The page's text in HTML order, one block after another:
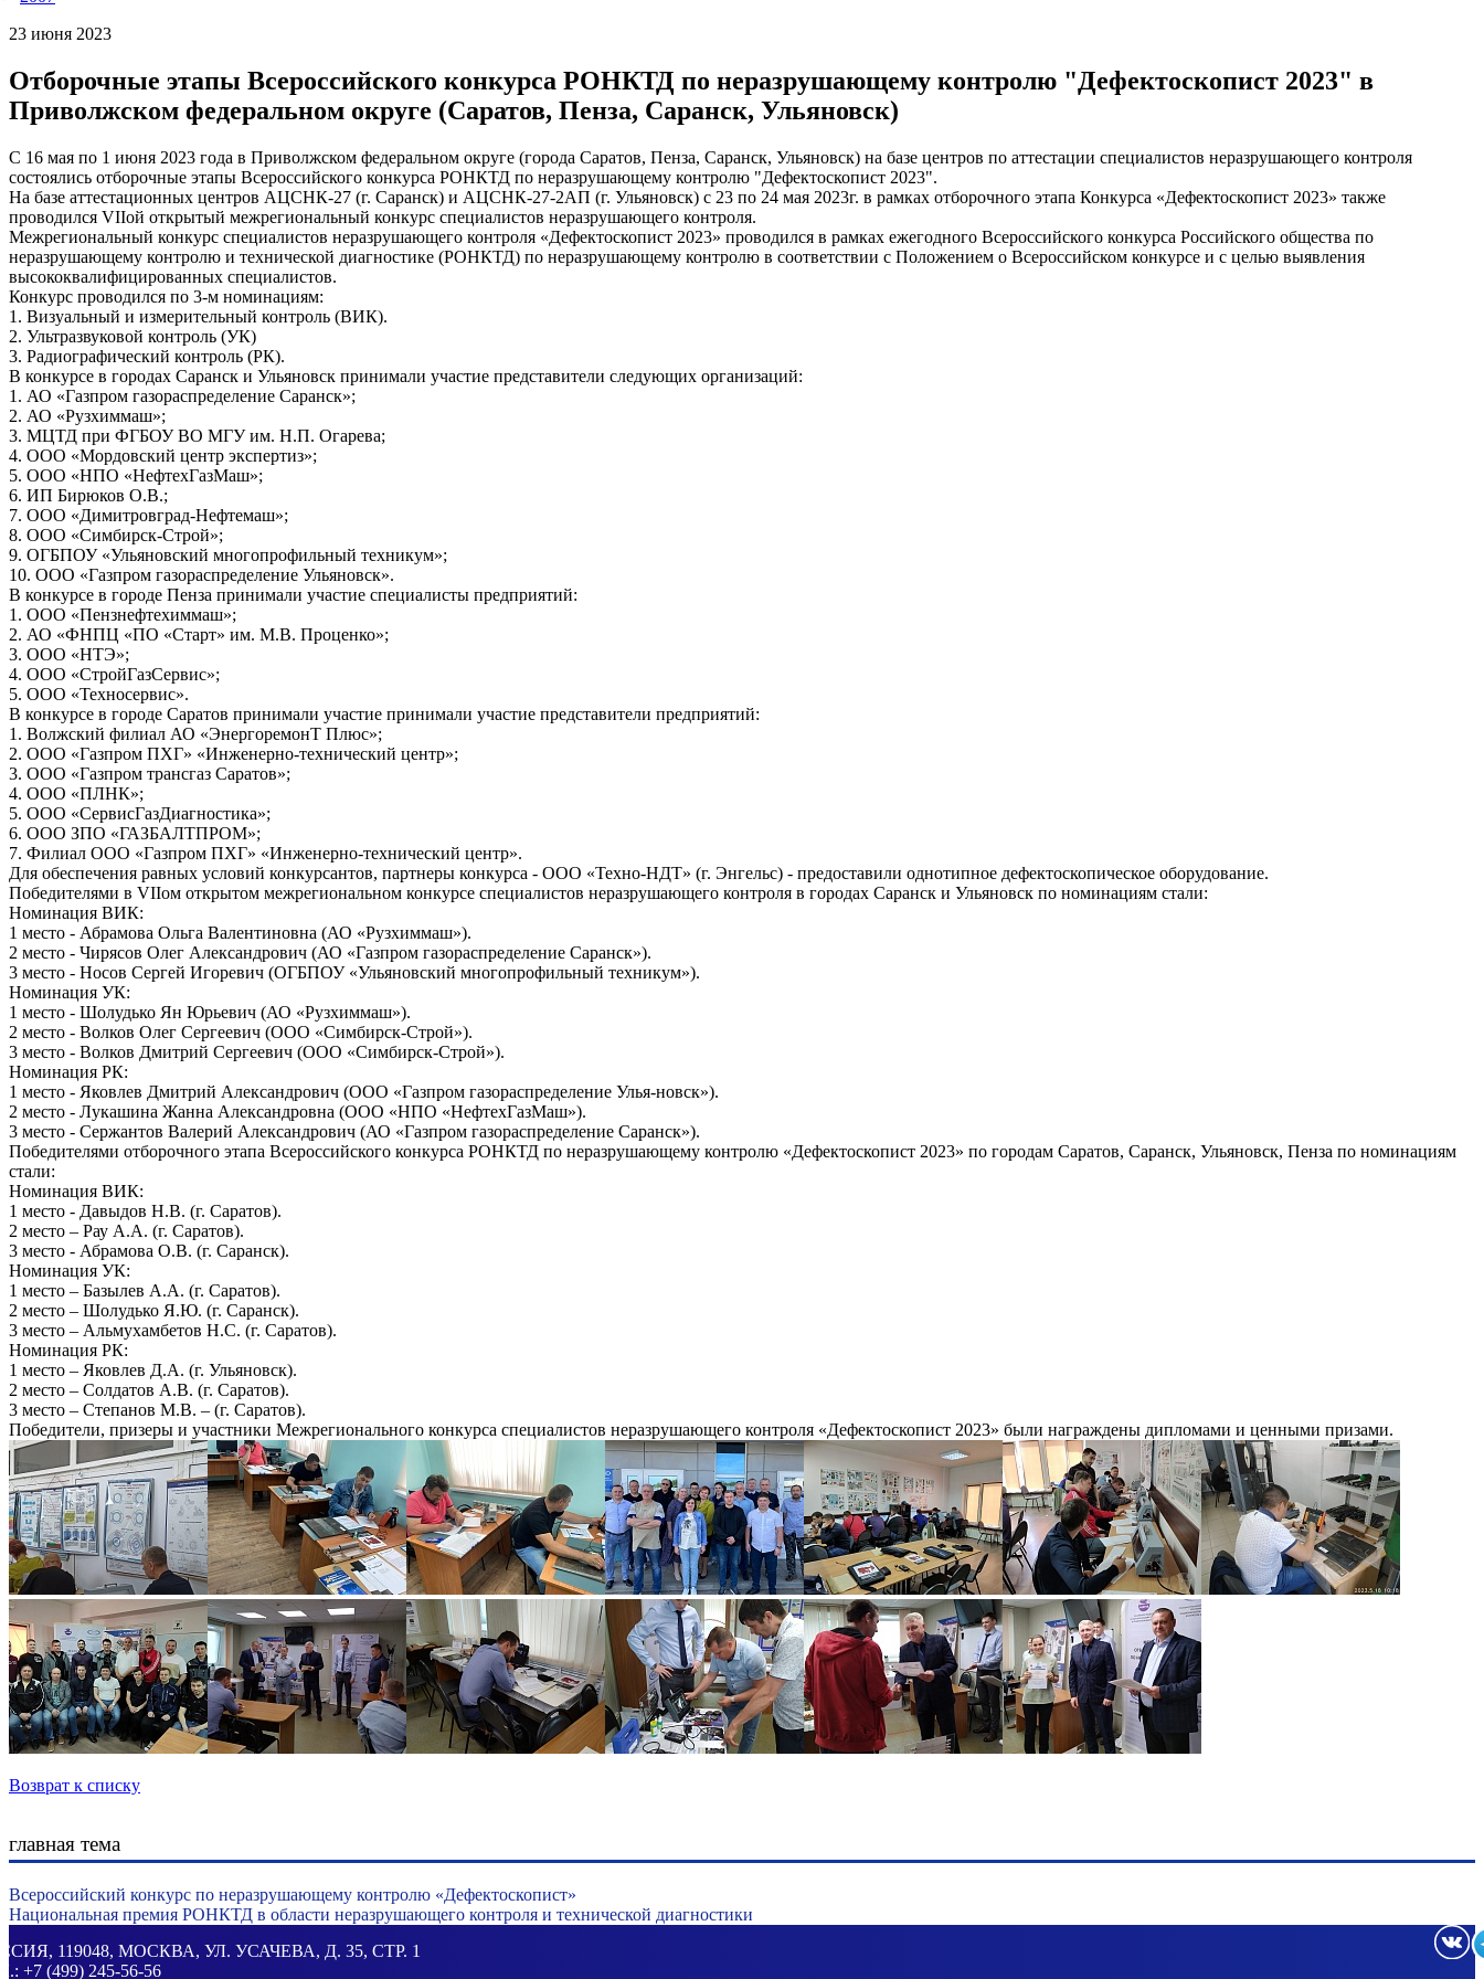
23 июня 2023
Отборочные этапы Всероссийского конкурса РОНКТД по неразрушающему контролю "Дефектоскопист 2023" в
Приволжском федеральном округе (Саратов, Пенза, Саранск, Ульяновск)
С 16 мая по 1 июня 2023 года в Приволжском федеральном округе (города Саратов, Пенза, Саранск, Ульяновск) на базе центров по аттестации специалистов неразрушающего контроля
состоялись отборочные этапы Всероссийского конкурса РОНКТД по неразрушающему контролю "Дефектоскопист 2023".
На базе аттестационных центров АЦСНК-27 (г. Саранск) и АЦСНК-27-2АП (г. Ульяновск) с 23 по 24 мая 2023г. в рамках отборочного этапа Конкурса «Дефектоскопист 2023» также
проводился VIIой открытый межрегиональный конкурс специалистов неразрушающего контроля.
Межрегиональный конкурс специалистов неразрушающего контроля «Дефектоскопист 2023» проводился в рамках ежегодного Всероссийского конкурса Российского общества по
неразрушающему контролю и технической диагностике (РОНКТД) по неразрушающему контролю в соответствии с Положением о Всероссийском конкурсе и с целью выявления
высококвалифицированных специалистов.
Конкурс проводился по 3-м номинациям:
1. Визуальный и измерительный контроль (ВИК).
2. Ультразвуковой контроль (УК)
3. Радиографический контроль (РК).
В конкурсе в городах Саранск и Ульяновск принимали участие представители следующих организаций:
1. АО «Газпром газораспределение Саранск»;
2. АО «Рузхиммаш»;
3. МЦТД при ФГБОУ ВО МГУ им. Н.П. Огарева;
4. ООО «Мордовский центр экспертиз»;
5. ООО «НПО «НефтехГазМаш»;
6. ИП Бирюков О.В.;
7. ООО «Димитровград-Нефтемаш»;
8. ООО «Симбирск-Строй»;
9. ОГБПОУ «Ульяновский многопрофильный техникум»;
10. ООО «Газпром газораспределение Ульяновск».
В конкурсе в городе Пенза принимали участие специалисты предприятий:
1. ООО «Пензнефтехиммаш»;
2. АО «ФНПЦ «ПО «Старт» им. М.В. Проценко»;
3. ООО «НТЭ»;
4. ООО «СтройГазСервис»;
5. ООО «Техносервис».
В конкурсе в городе Саратов принимали участие принимали участие представители предприятий:
1. Волжский филиал АО «ЭнергоремонТ Плюс»;
2. ООО «Газпром ПХГ» «Инженерно-технический центр»;
3. ООО «Газпром трансгаз Саратов»;
4. ООО «ПЛНК»;
5. ООО «СервисГазДиагностика»;
6. ООО ЗПО «ГАЗБАЛТПРОМ»;
7. Филиал ООО «Газпром ПХГ» «Инженерно-технический центр».
Для обеспечения равных условий конкурсантов, партнеры конкурса - ООО «Техно-НДТ» (г. Энгельс) - предоставили однотипное дефектоскопическое оборудование.
Победителями в VIIом открытом межрегиональном конкурсе специалистов неразрушающего контроля в городах Саранск и Ульяновск по номинациям стали:
Номинация ВИК:
1 место - Абрамова Ольга Валентиновна (АО «Рузхиммаш»).
2 место - Чирясов Олег Александрович (АО «Газпром газораспределение Саранск»).
3 место - Носов Сергей Игоревич (ОГБПОУ «Ульяновский многопрофильный техникум»).
Номинация УК:
1 место - Шолудько Ян Юрьевич (АО «Рузхиммаш»).
2 место - Волков Олег Сергеевич (ООО «Симбирск-Строй»).
3 место - Волков Дмитрий Сергеевич (ООО «Симбирск-Строй»).
Номинация РК:
1 место - Яковлев Дмитрий Александрович (ООО «Газпром газораспределение Улья-новск»).
2 место - Лукашина Жанна Александровна (ООО «НПО «НефтехГазМаш»).
3 место - Сержантов Валерий Александрович (АО «Газпром газораспределение Саранск»).
Победителями отборочного этапа Всероссийского конкурса РОНКТД по неразрушающему контролю «Дефектоскопист 2023» по городам Саратов, Саранск, Ульяновск, Пенза по номинациям
стали:
Номинация ВИК:
1 место - Давыдов Н.В. (г. Саратов).
2 место – Рау А.А. (г. Саратов).
3 место - Абрамова О.В. (г. Саранск).
Номинация УК:
1 место – Базылев А.А. (г. Саратов).
2 место – Шолудько Я.Ю. (г. Саранск).
3 место – Альмухамбетов Н.С. (г. Саратов).
Номинация РК:
1 место – Яковлев Д.А. (г. Ульяновск).
2 место – Солдатов А.В. (г. Саратов).
3 место – Степанов М.В. – (г. Саратов).
Победители, призеры и участники Межрегионального конкурса специалистов неразрушающего контроля «Дефектоскопист 2023» были награждены дипломами и ценными призами.
Возврат к списку
главная тема
Всероссийский конкурс по неразрушающему контролю «Дефектоскопист»
Национальная премия РОНКТД в области неразрушающего контроля и технической диагностики
, 119048, МОСКВА, УЛ. УСАЧЕВА, Д. 35, СТР. 1
+7 (499) 245-56-56